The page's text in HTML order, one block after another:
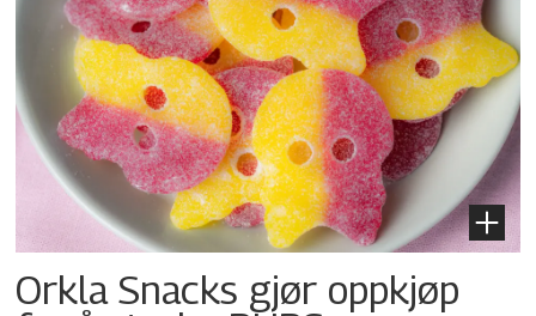
Orkla Snacks gjør oppkjøp